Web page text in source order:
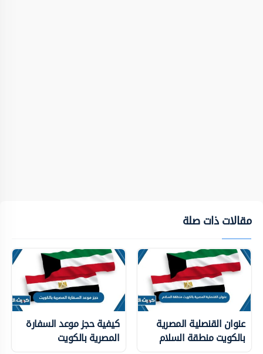
مقالات ذات صلة
عنوان القنصلية المصرية
بالكويت منطقة السلام
كيفية حجز موعد السفارة
المصرية بالكويت